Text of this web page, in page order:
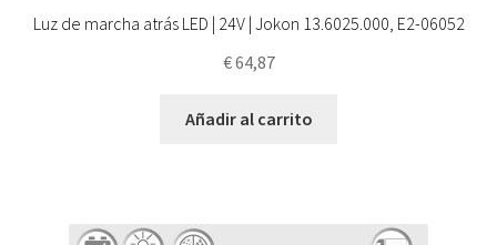
Luz de marcha atrás LED | 24V | Jokon 13.6025.000, E2-06052
€64,87
Añadir al carrito